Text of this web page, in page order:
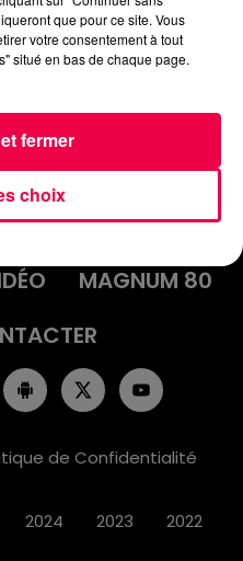
EMISSIONS
PODCASTS
MAGNUM 80
de Confidentialité
2024 2023 2022
que pour ce site. Vous
votre consentement à tout
situé en bas de chaque page.
choix
fermer